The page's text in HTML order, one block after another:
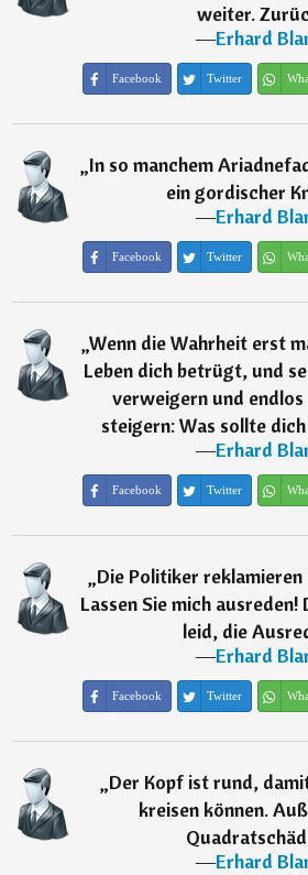
weiter.
―Erhard
Facebook Twitter
„In so manchem
ein gordischer
―Erhard
Facebook Twitter
„Wenn die Wahrheit erst
Leben dich betrügt, und
verweigern und endlos
steigern: Was sollte
―Erhard
Facebook Twitter
„Die Politiker reklamieren
Lassen Sie mich
leid, die
―Erhard
Facebook Twitter
„Der Kopf ist rund,
kreisen können.
―Erhard